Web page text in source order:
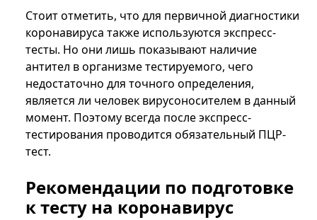
Стоит отметить, что для первичной диагностики
коронавируса также используются экспресс-
тесты. Но они лишь показывают наличие
антител в организме тестируемого, чего
недостаточно для точного определения,
является ли человек вирусоносителем в данный
момент. Поэтому всегда после экспресс-
тестирования проводится обязательный ПЦР-
тест.
Рекомендации по подготовке
к тесту на коронавирус